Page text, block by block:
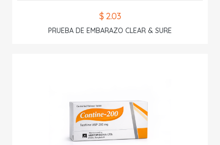
$ 2.03
PRUEBA DE EMBARAZO CLEAR & SURE